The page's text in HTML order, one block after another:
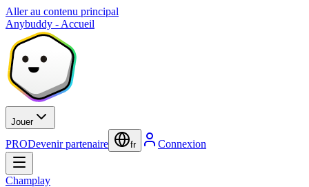
Aller au contenu principal
Anybuddy - Accueil
Jouer
PRODevenir partenaire fr Connexion
Champlay